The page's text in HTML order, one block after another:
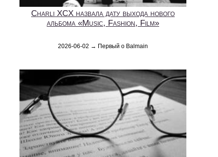
Charli XCX назвала дату выхода нового
альбома «Music, Fashion, Film»
2026-06-02 → Первый о Balmain